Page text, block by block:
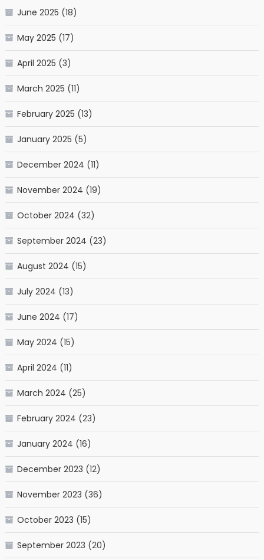
June 2025 (18)
May 2025 (17)
April 2025 (3)
March 2025 (11)
February 2025 (13)
January 2025 (5)
December 2024 (11)
November 2024 (19)
October 2024 (32)
September 2024 (23)
August 2024 (15)
July 2024 (13)
June 2024 (17)
May 2024 (15)
April 2024 (11)
March 2024 (25)
February 2024 (23)
January 2024 (16)
December 2023 (12)
November 2023 (36)
October 2023 (15)
September 2023 (20)